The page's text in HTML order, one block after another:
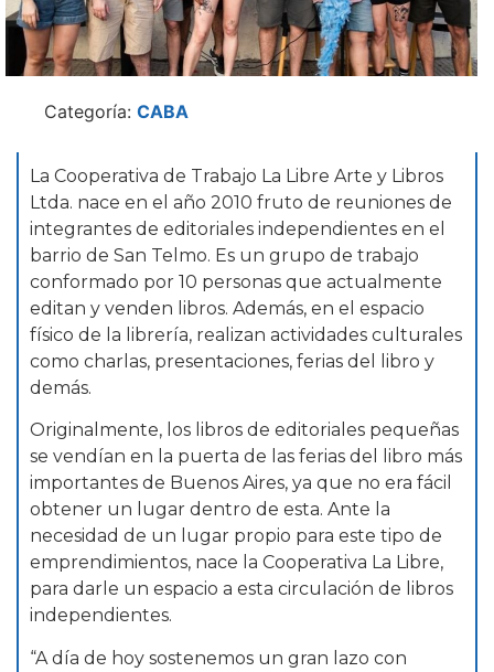
Categoría: CABA
La Cooperativa de Trabajo La Libre Arte y Libros
Ltda. nace en el año 2010 fruto de reuniones de
integrantes de editoriales independientes en el
barrio de San Telmo. Es un grupo de trabajo
conformado por 10 personas que actualmente
editan y venden libros. Además, en el espacio
físico de la librería, realizan actividades culturales
como charlas, presentaciones, ferias del libro y
demás.
Originalmente, los libros de editoriales pequeñas
se vendían en la puerta de las ferias del libro más
importantes de Buenos Aires, ya que no era fácil
obtener un lugar dentro de esta. Ante la
necesidad de un lugar propio para este tipo de
emprendimientos, nace la Cooperativa La Libre,
para darle un espacio a esta circulación de libros
independientes.
“A día de hoy sostenemos un gran lazo con